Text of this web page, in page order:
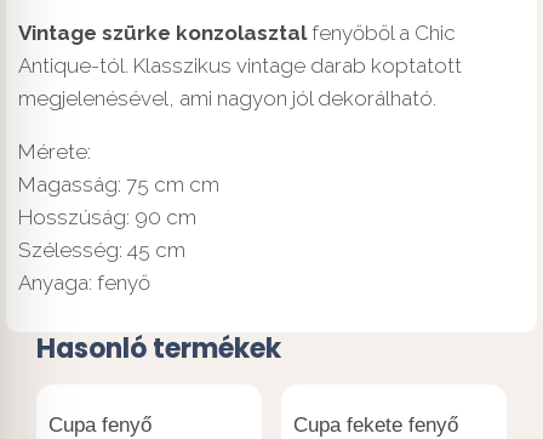
Vintage szürke konzolasztalfenyőből a Chic
Antique-tól. Klasszikus vintage darab koptatott
megjelenésével, ami nagyon jól dekorálható.
Mérete:
Magasság: 75 cm cm
Hosszúság: 90 cm
Szélesség: 45 cm
Anyaga: fenyő
Hasonló termékek
Cupa fenyő
Cupa fekete fenyő